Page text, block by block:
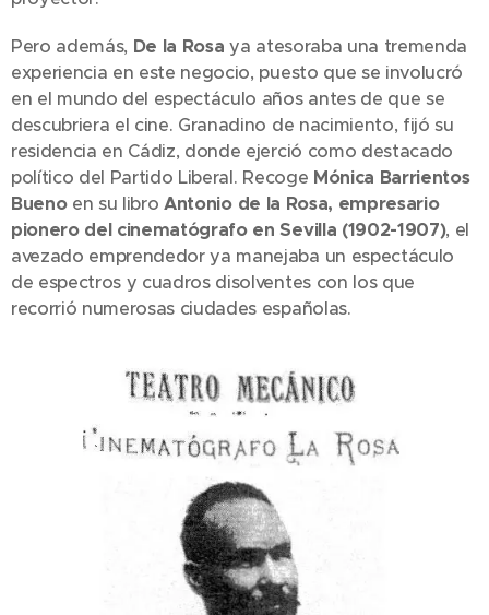
Pero además, De la Rosa ya atesoraba una tremenda
experiencia en este negocio, puesto que se involucró
en el mundo del espectáculo años antes de que se
descubriera el cine. Granadino de nacimiento, fijó su
residencia en Cádiz, donde ejerció como destacado
político del Partido Liberal. Recoge Mónica Barrientos
Buenoen su libroAntonio de la Rosa, empresario
pionero del cinematógrafo en Sevilla (1902-1907), el
avezado emprendedor ya manejaba un espectáculo
de espectros y cuadros disolventes con los que
recorrió numerosas ciudades españolas.